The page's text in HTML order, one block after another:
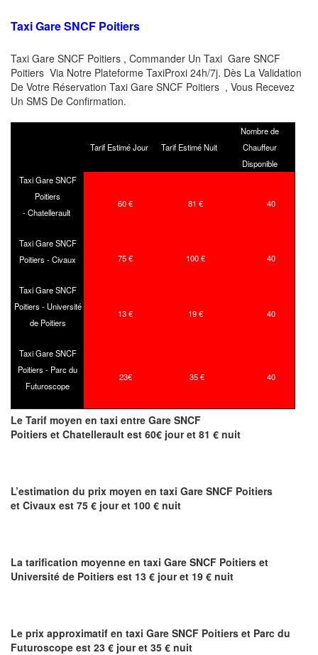
Taxi Gare SNCF Poitiers
Taxi Gare SNCF Poitiers , Commander Un Taxi Gare SNCF
Poitiers Via Notre Plateforme TaxiProxi 24h/7j. Dès La Validation
De Votre Réservation Taxi Gare SNCF Poitiers , Vous Recevez
Un SMS De Confirmation.
Tarif Estimé Jour Tarif Estimé Nuit
Nombre de
Chauffeur
Disponible
Taxi Gare SNCF
Poitiers
- Chatellerault
60 € 81 € 40
Taxi Gare SNCF
Poitiers - Civaux
75 € 100 € 40
Taxi Gare SNCF
Poitiers - Université
de Poitiers
13 € 19 € 40
Taxi Gare SNCF
Poitiers - Parc du
Futuroscope
23€ 35 € 40
Le Tarif moyen en taxi entre Gare SNCF
Poitiers et Chatellerault est 60€ jour et 81 € nuit
L’estimation du prix moyen en taxi Gare SNCF Poitiers
et Civaux est 75 € jour et 100 € nuit
La tarification moyenne en taxi Gare SNCF Poitiers et
Université de Poitiers est 13 € jour et 19 € nuit
Le prix approximatif en taxi Gare SNCF Poitiers et Parc du
Futuroscope est 23 € jour et 35 € nuit